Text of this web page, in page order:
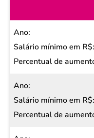
Ano
Salário
mínimo
Percentual
de
aumento